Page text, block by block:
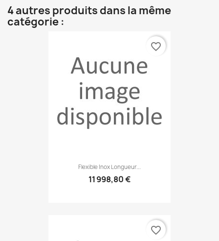
4 autres produits dans la même
catégorie :
Flexible Inox Longueur...
11 998,80 €
favorite_border
favorite_border